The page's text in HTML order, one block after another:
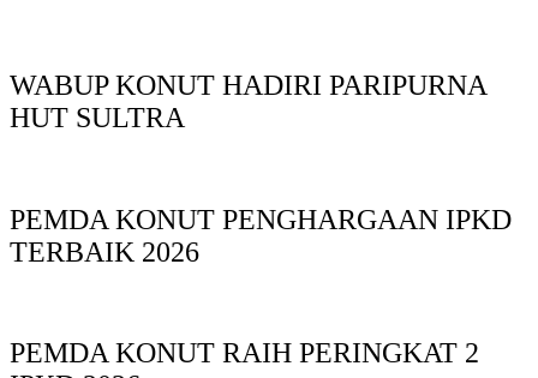
WABUP KONUT HADIRI PARIPURNA
HUT SULTRA
PEMDA KONUT PENGHARGAAN IPKD
TERBAIK 2026
PEMDA KONUT RAIH PERINGKAT 2